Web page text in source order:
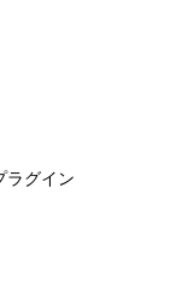
ラグイン